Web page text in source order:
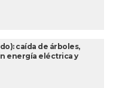
caída de árboles,
energía eléctrica y